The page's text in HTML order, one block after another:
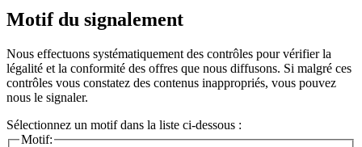
Motif du signalement
Nous effectuons systématiquement des contrôles pour vérifier la
légalité et la conformité des offres que nous diffusons. Si malgré ces
contrôles vous constatez des contenus inappropriés, vous pouvez
nous le signaler.
Sélectionnez un motif dans la liste ci-dessous :
Motif: